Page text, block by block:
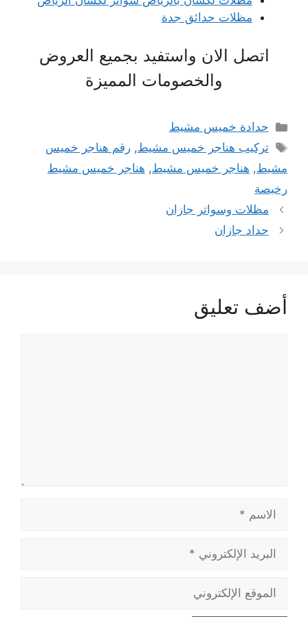
مظلات حدائق جدة
اتصل الان واستفيد بجميع العروض
والخصومات المميزة
التصنيفات
حدادة خميس مشيط
الوسوم
تركيب هناجر خميس مشيط,رقم هناجر خميس
مشيط, هناجر خميس مشيط, هناجر خميس مشيط
رخيصة
مظلات وسواتر جازان
حداد جازان
أضف تعليق
الاسم
البريد
الإلكتروني
الموقع
الإلكتروني